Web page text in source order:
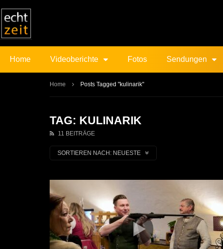
Home Videoberichte Fotos Sendungen
Home Posts Tagged "kulinarik"
TAG: KULINARIK
11 BEITRÄGE
SORTIEREN NACH: NEUESTE